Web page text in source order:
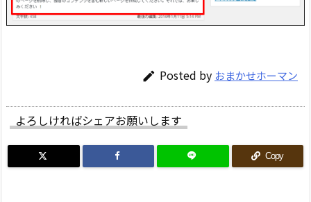
 Posted by おまかせホーマン
よろしければシェアお願いします
Copy